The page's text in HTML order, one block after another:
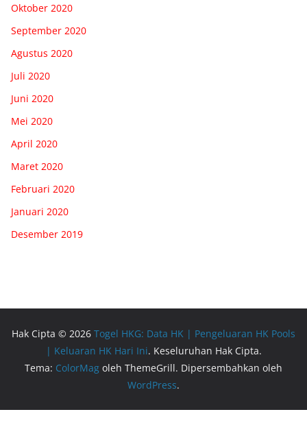
Oktober 2020
September 2020
Agustus 2020
Juli 2020
Juni 2020
Mei 2020
April 2020
Maret 2020
Februari 2020
Januari 2020
Desember 2019
Hak Cipta © 2026 Togel HKG: Data HK | Pengeluaran HK Pools
| Keluaran HK Hari Ini. Keseluruhan Hak Cipta.
Tema: ColorMag oleh ThemeGrill. Dipersembahkan oleh
WordPress.